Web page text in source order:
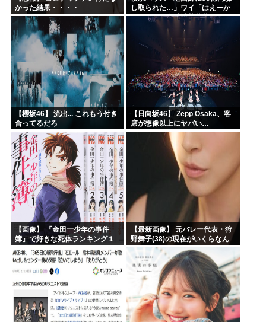
かった結果・・・・
し取られた…」ワイ「はえーか
わいそう…会社滅茶苦茶やろな
【櫻坂46】 流出... これもう付き
合ってるだろ
【日向坂46】 Zepp Osaka、客
席が想像以上にヤバい…
【画像】 『金田一少年の事件
簿』で好きな死体ランキング１
位がこちら！
【最新画像】 元バレー代表・狩
野舞子(38)の現在がいくらなん
でも即ハボすぎる！